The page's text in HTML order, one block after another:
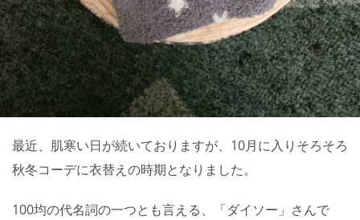
最近、肌寒い日が続いておりますが、10月に入りそろそろ
秋冬コーデに衣替えの時期となりました。
100均の代名詞の一つとも言える、「ダイソー」さんで